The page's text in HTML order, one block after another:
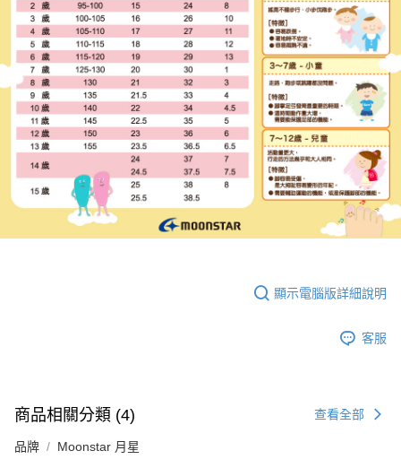
顯示電腦版詳細說明
客服
商品相關分類 (4) 查看全部
品牌 Moonstar 月星